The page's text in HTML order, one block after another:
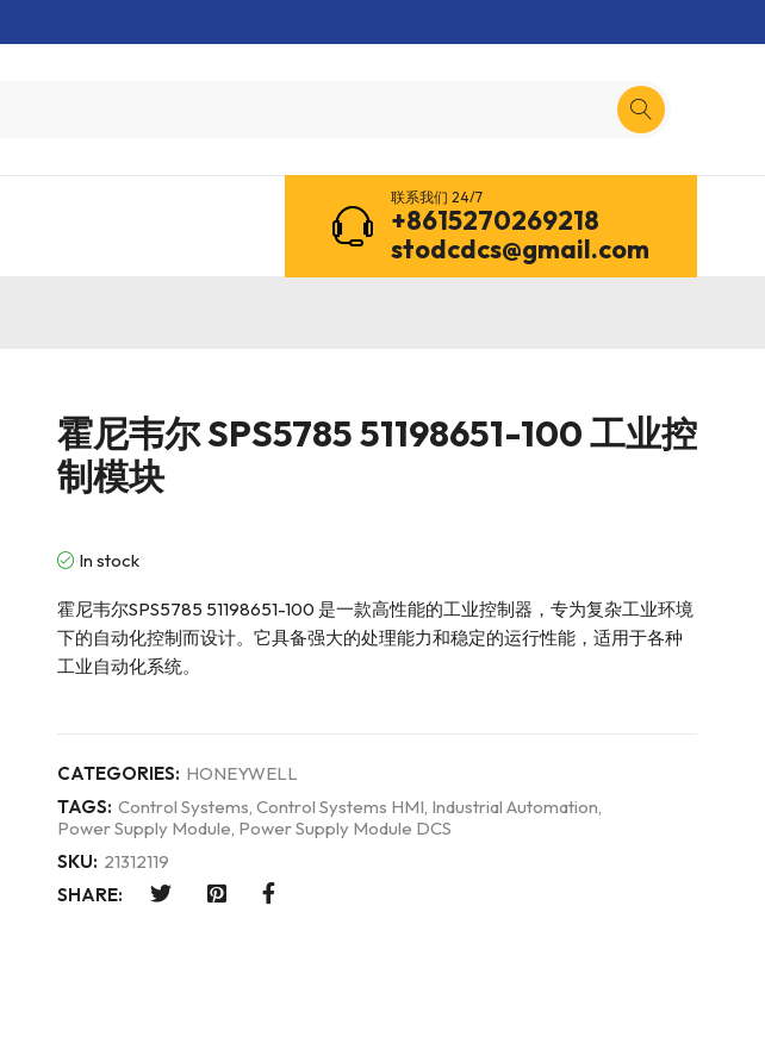
联系我们 24/7
+8615270269218
stodcdcs@gmail.com
霍尼韦尔 SPS5785 51198651-100 工业控
制模块
In stock
霍尼韦尔SPS5785 51198651-100 是一款高性能的工业控制器，专为复杂工业环境
下的自动化控制而设计。它具备强大的处理能力和稳定的运行性能，适用于各种
工业自动化系统。
CATEGORIES: HONEYWELL
TAGS: Control Systems, Control Systems HMI, Industrial Automation,
Power Supply Module, Power Supply Module DCS
SKU: 21312119
SHARE: